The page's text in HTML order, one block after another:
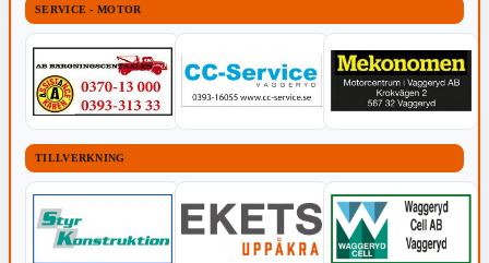
SERVICE - MOTOR
TILLVERKNING